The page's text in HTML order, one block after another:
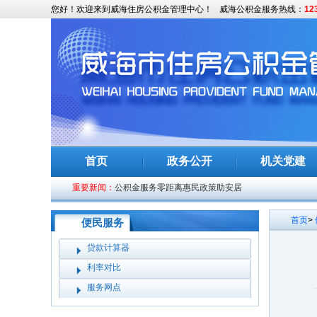
您好！欢迎来到威海住房公积金管理中心！ 威海公积金服务热线：
首页 政务公开 机关党建
重要新闻：
涵养优良家风 筑牢廉洁根基——市住房公积金管理中
市住房公积金管理中心召开2026年工作动员部署会议
公积金服务零距离惠民政策助安居
政策精准速递 服务靠前赋能
市住房公积金管理中心组织年轻干部赴威海廉政警示
我市召开威海市住房公积金2024年年度报告及支持住
市住房公积金管理中心志愿服务队开展义务植树活动
便民服务
贷款计算器
利率对比
服务网点
首页>